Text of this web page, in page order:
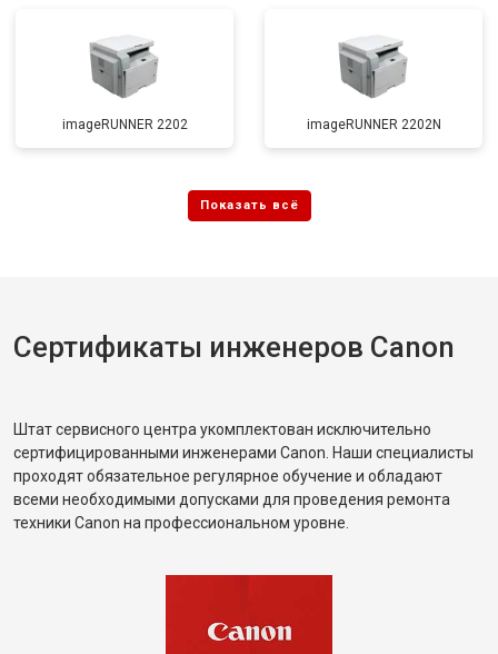
imageRUNNER 2202 imageRUNNER 2202N
Сертификаты инженеров Canon
Штат сервисного центра укомплектован исключительно
сертифицированными инженерами Canon. Наши специалисты
проходят обязательное регулярное обучение и обладают
всеми необходимыми допусками для проведения ремонта
техники Canon на профессиональном уровне.